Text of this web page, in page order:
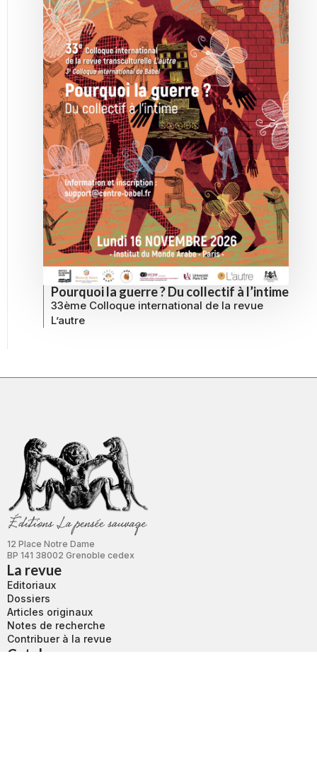
Pourquoi la guerre ? Du collectif à l’intime
33ème Colloque international de la revue
L’autre
12 Place Notre Dame
BP 141 38002 Grenoble cedex
La revue
Editoriaux
Dossiers
Articles originaux
Notes de recherche
Contribuer à la revue
Catalogue